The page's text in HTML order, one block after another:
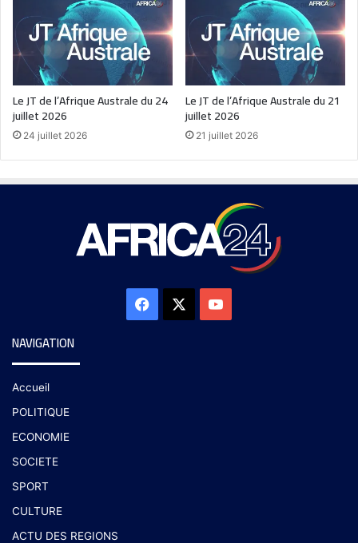
Le JT de l’Afrique Australe du 24
juillet 2026
24 juillet 2026
Le JT de l’Afrique Australe du 21
juillet 2026
21 juillet 2026
NAVIGATION
Accueil
POLITIQUE
ECONOMIE
SOCIETE
SPORT
CULTURE
ACTU DES REGIONS